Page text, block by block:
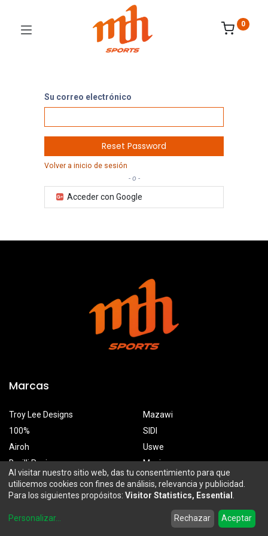
Wishlist Account
0
Su correo electrónico
Reset Password
Volver a inicio de sesión
- o -
Acceder con Google
Marcas
Troy Lee Designs
100%
Airoh
Borilli Racing
Mazawi
SIDI
Uswe
Maxima
MDH Sports
Prolongación Mariano Otero 2929-A, Santa Ana Tepetitlán
Al visitar nuestro sitio web, das tu consentimiento para que
utilicemos cookies con fines de análisis, relevancia y publicidad.
Para los siguientes propósitos: Visitor Statistics, Essential
Personalizar... Rechazar Aceptar